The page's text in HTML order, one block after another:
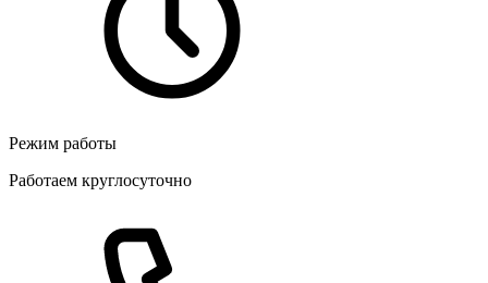
Режим работы
Работаем круглосуточно